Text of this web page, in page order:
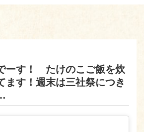
ーす！ たけのこご飯を炊
ます！週末は三社祭につき